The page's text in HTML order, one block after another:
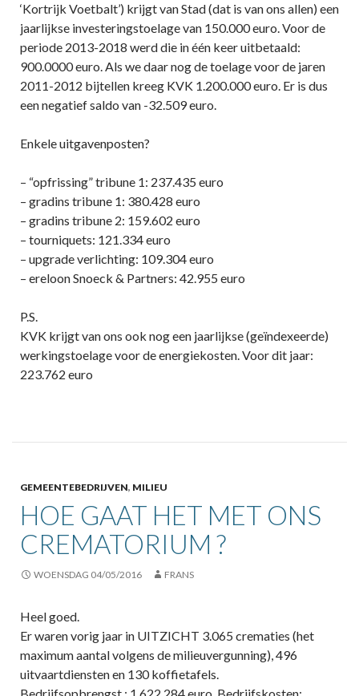
‘Kortrijk Voetbalt’) krijgt van Stad (dat is van ons allen) een
jaarlijkse investeringstoelage van 150.000 euro. Voor de
periode 2013-2018 werd die in één keer uitbetaald:
900.0000 euro. Als we daar nog de toelage voor de jaren
2011-2012 bijtellen kreeg KVK 1.200.000 euro. Er is dus
een negatief saldo van -32.509 euro.
Enkele uitgavenposten?
– “opfrissing” tribune 1: 237.435 euro
– gradins tribune 1: 380.428 euro
– gradins tribune 2: 159.602 euro
– tourniquets: 121.334 euro
– upgrade verlichting: 109.304 euro
– ereloon Snoeck & Partners: 42.955 euro
P.S.
KVK krijgt van ons ook nog een jaarlijkse (geïndexeerde)
werkingstoelage voor de energiekosten. Voor dit jaar:
223.762 euro
GEMEENTEBEDRIJVEN, MILIEU
HOE GAAT HET MET ONS
CREMATORIUM ?
WOENSDAG 04/05/2016 FRANS
Heel goed.
Er waren vorig jaar in UITZICHT 3.065 crematies (het
maximum aantal volgens de milieuvergunning), 496
uitvaartdiensten en 130 koffietafels.